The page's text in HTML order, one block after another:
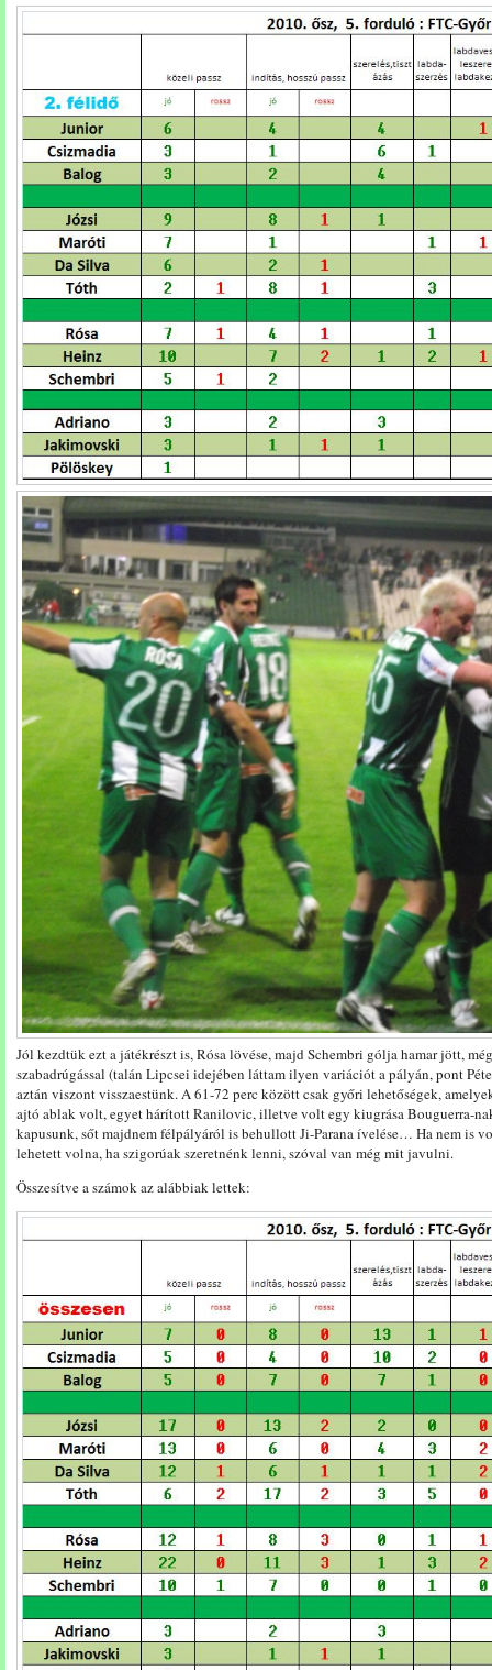
Jól kezdtük ezt a játékrészt is, Rósa lövése, majd Schembri gólja hamar jött,
szabadrúgással (talán Lipcsei idejében láttam ilyen variációt a pályán, pont
aztán viszont visszaestünk. A 61-72 perc között csak győri lehetőségek,
ajtó ablak volt, egyet hárított Ranilovic, illetve volt egy kiugrása Bouguerra-
kapusunk, sőt majdnem félpályáról is behullott Ji-Parana ívelése… Ha nem is
lehetett volna, ha szigorúak szeretnénk lenni, szóval van még mit javulni.
Összesítve a számok az alábbiak lettek: